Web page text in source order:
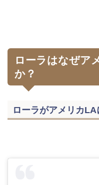
ローラはなぜア
か？
ローラがアメリカ